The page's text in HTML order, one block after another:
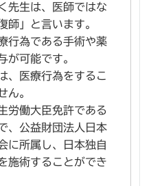
先生は、医師ではな
師」と言います。
行為である手術や薬
が可能です。
、医療行為をするこ
ん。
労働大臣免許である
、公益財団法人日本
に所属し、日本独自
施術することができ